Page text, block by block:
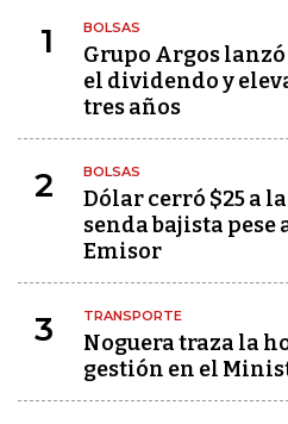
1 BOLSAS
Grupo Argos
el dividendo y
tres años
2 BOLSAS
Dólar cerró $25 a
senda bajista pese
Emisor
3 TRANSPORTE
Noguera traza la
gestión en el